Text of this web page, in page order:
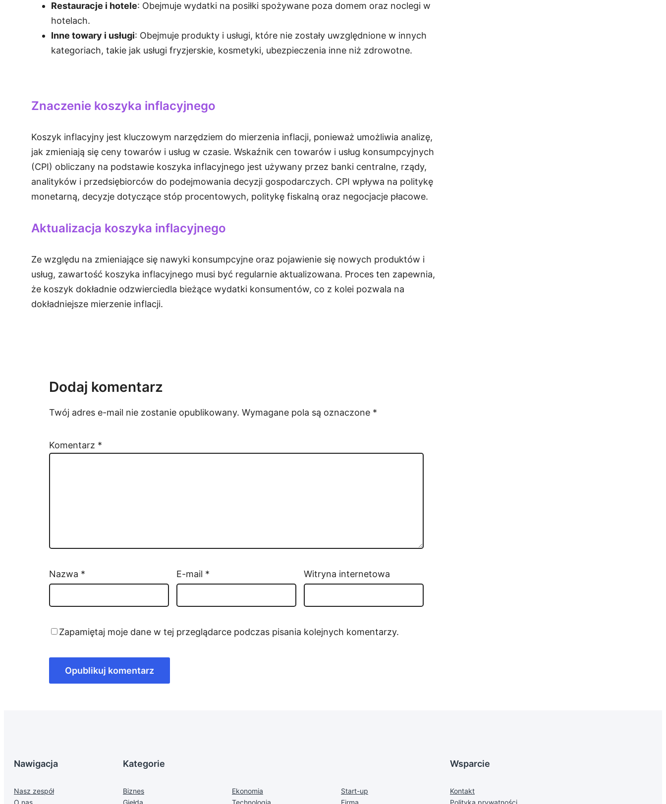
Restauracje i hotele: Obejmuje wydatki na posiłki spożywane poza domem oraz noclegi w
hotelach.
Inne towary i usługi: Obejmuje produkty i usługi, które nie zostały uwzględnione w innych
kategoriach, takie jak usługi fryzjerskie, kosmetyki, ubezpieczenia inne niż zdrowotne.
Znaczenie koszyka inflacyjnego
Koszyk inflacyjny jest kluczowym narzędziem do mierzenia inflacji, ponieważ umożliwia analizę,
jak zmieniają się ceny towarów i usług w czasie. Wskaźnik cen towarów i usług konsumpcyjnych
(CPI) obliczany na podstawie koszyka inflacyjnego jest używany przez banki centralne, rządy,
analityków i przedsiębiorców do podejmowania decyzji gospodarczych. CPI wpływa na politykę
monetarną, decyzje dotyczące stóp procentowych, politykę fiskalną oraz negocjacje płacowe.
Aktualizacja koszyka inflacyjnego
Ze względu na zmieniające się nawyki konsumpcyjne oraz pojawienie się nowych produktów i
usług, zawartość koszyka inflacyjnego musi być regularnie aktualizowana. Proces ten zapewnia,
że koszyk dokładnie odzwierciedla bieżące wydatki konsumentów, co z kolei pozwala na
dokładniejsze mierzenie inflacji.
Dodaj komentarz
Twój adres e-mail nie zostanie opublikowany. Wymagane pola są oznaczone *
Komentarz *
Nazwa * E-mail * Witryna internetowa
Zapamiętaj moje dane w tej przeglądarce podczas pisania kolejnych komentarzy.
Nawigacja
Nasz zespół
Kategorie
Biznes
Ekonomia
Start-up
Wsparcie
Kontakt